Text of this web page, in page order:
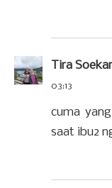
Tira
03:13
cuma
saat ibu2